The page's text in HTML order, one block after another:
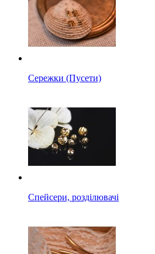
Сережки (Пусети)
Спейсери, розділювачі